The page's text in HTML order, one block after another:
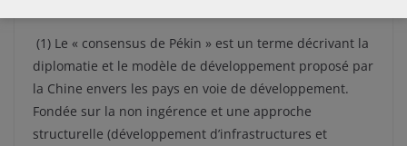
(1) Le « consensus de Pékin » est un terme décrivant la
diplomatie et le modèle de développement proposé par
la Chine envers les pays en voie de développement.
Fondée sur la non ingérence et une approche
structurelle (développement d’infrastructures et